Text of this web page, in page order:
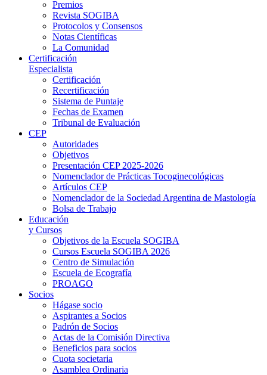
Premios
Revista SOGIBA
Protocolos y Consensos
Notas Científicas
La Comunidad
Certificación
Especialista
Certificación
Recertificación
Sistema de Puntaje
Fechas de Examen
Tribunal de Evaluación
CEP
Autoridades
Objetivos
Presentación CEP 2025-2026
Nomenclador de Prácticas Tocoginecológicas
Artículos CEP
Nomenclador de la Sociedad Argentina de Mastología
Bolsa de Trabajo
Educación
y Cursos
Objetivos de la Escuela SOGIBA
Cursos Escuela SOGIBA 2026
Centro de Simulación
Escuela de Ecografía
PROAGO
Socios
Hágase socio
Aspirantes a Socios
Padrón de Socios
Actas de la Comisión Directiva
Beneficios para socios
Cuota societaria
Asamblea Ordinaria